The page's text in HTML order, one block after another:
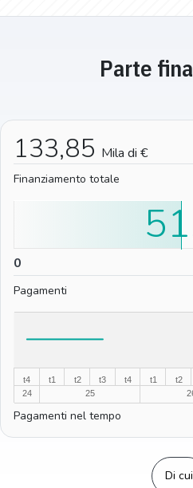
Parte
133,85 Mila di €
Finanziamento totale
0
Pagamenti
t4
24
t1
25
t2 t3 t4
t1
t2
Pagamenti nel tempo
Di cui